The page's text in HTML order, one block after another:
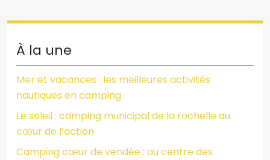
À la une
Mer et vacances : les meilleures activités
nautiques en camping
Le soleil : camping municipal de la rochelle au
cœur de l’action
Camping cœur de vendée : au centre des